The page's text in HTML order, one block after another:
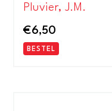
Pluvier, J.M.
€6,50
BESTEL